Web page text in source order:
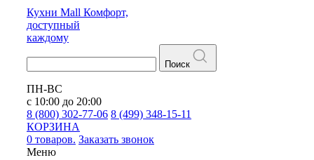
Кухни Mall Комфорт,
доступный
каждому
Поиск
ПН-ВС
с 10:00 до 20:00
8 (800) 302-77-06 8 (499) 348-15-11
КОРЗИНА
0 товаров. Заказать звонок
Меню